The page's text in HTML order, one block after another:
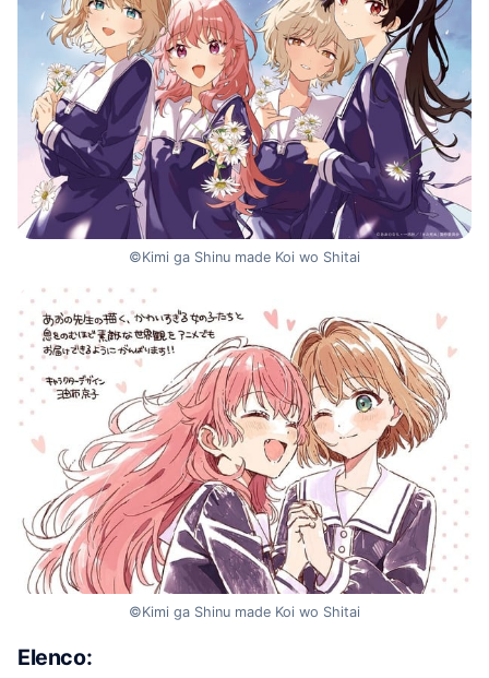
©Kimi ga Shinu made Koi wo Shitai
©Kimi ga Shinu made Koi wo Shitai
Elenco: